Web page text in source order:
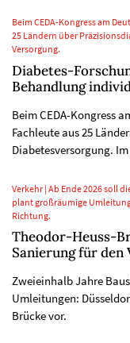
Beim CEDA-Kongress am
25 Ländern über
Versorgung.
Diabetes-
Behandlung
Beim CEDA-Kongress
Fachleute aus 25
Diabetesversorgung.
Verkehr | Ab Ende 2026 soll
plant großräumige
Richtung.
Theodor-Heuss-
Sanierung für den
Zweieinhalb Jahre
Umleitungen:
Brücke vor.